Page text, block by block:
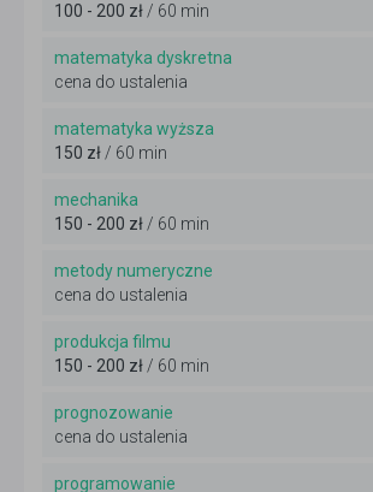
100 - 200 zł / 60 min
matematyka dyskretna
cena do ustalenia
matematyka wyższa
150 zł / 60 min
mechanika
150 - 200 zł / 60 min
metody numeryczne
cena do ustalenia
produkcja filmu
150 - 200 zł / 60 min
prognozowanie
cena do ustalenia
programowanie